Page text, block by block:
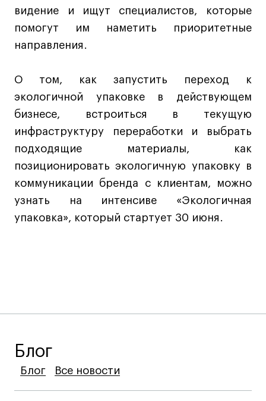
видение и ищут специалистов, которые
помогут им наметить приоритетные
направления.
О том, как запустить переход к
экологичной упаковке в действующем
бизнесе, встроиться в текущую
инфраструктуру переработки и выбрать
подходящие материалы, как
позиционировать экологичную упаковку в
коммуникации бренда с клиентам, можно
узнать на интенсиве «Экологичная
упаковка», который стартует 30 июня.
Блог
Блог
Блог
Блог Все новости
Все новости
Все новости